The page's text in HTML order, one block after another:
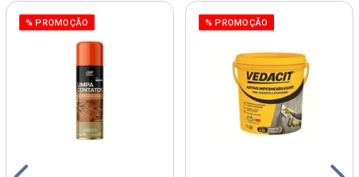
% PROMOÇÃO % PROMOÇÃO